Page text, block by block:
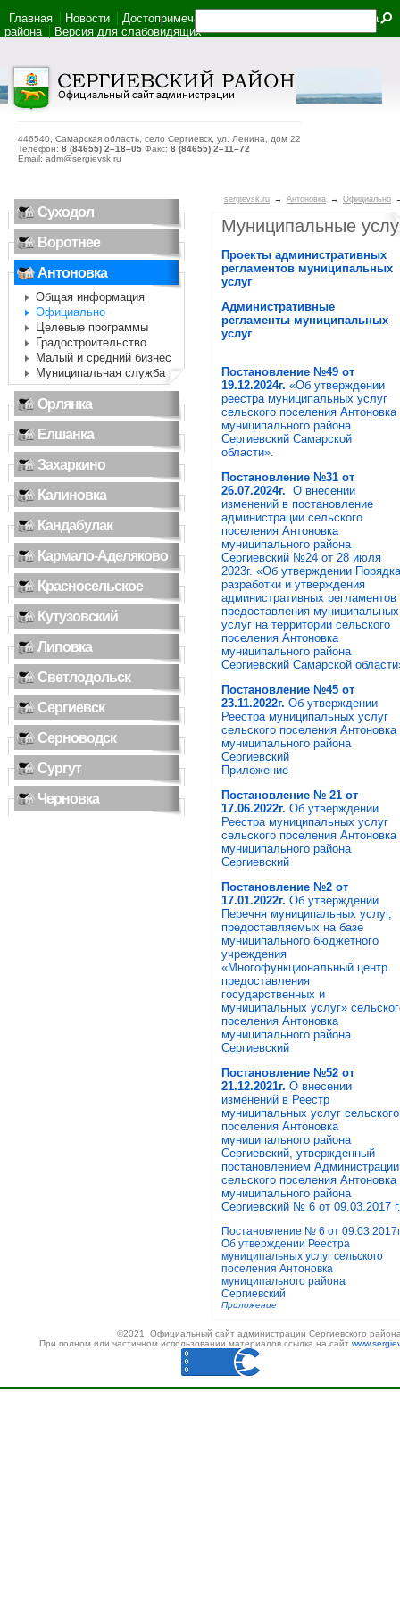
446540, Самарская область, село Сергиевск, ул. Ленина, дом 22
Телефон: 8 (84655) 2–18–05 Факс: 8 (84655) 2–11–72
Email: adm@sergievsk.ru
Главная Новости Достопримечательности
Карта
района
Версия для слабовидящих
Суходол
Воротнее
Антоновка
Общая информация
Официально
Целевые программы
Градостроительство
Малый и средний бизнес
Муниципальная служба
Орлянка
Елшанка
Захаркино
Калиновка
Кандабулак
Кармало-Аделяково
Красносельское
Кутузовский
Липовка
Светлодольск
Сергиевск
Серноводск
Сургут
Черновка
sergievsk.ru → Антоновка → Официально
Муниципальные
Проекты административных
регламентов муниципальных
услуг
Административные
регламенты муниципальных
услуг
Постановление №49 от
19.12.2024г. «Об утверждении
реестра муниципальных услуг
сельского поселения Антоновка
муниципального района
Сергиевский Самарской
области».
Постановление №31 от
26.07.2024г. О внесении
изменений в постановление
администрации сельского
поселения Антоновка
муниципального района
Сергиевский №24 от 28 июля
2023г. «Об утверждении Порядка
разработки и утверждения
административных регламентов
предоставления муниципальных
услуг на территории сельского
поселения Антоновка
муниципального района
Сергиевский Самарской
Постановление №45 от
23.11.2022г. Об утверждении
Реестра муниципальных услуг
сельского поселения Антоновка
муниципального района
Сергиевский
Приложение
Постановление № 21 от
17.06.2022г. Об утверждении
Реестра муниципальных услуг
сельского поселения Антоновка
муниципального района
Сергиевский
Постановление №2 от
17.01.2022г. Об утверждении
Перечня муниципальных услуг,
предоставляемых на базе
муниципального бюджетного
учреждения
«Многофункциональный центр
предоставления
государственных и
муниципальных услуг»
поселения Антоновка
муниципального района
Сергиевский
Постановление №52 от
21.12.2021г. О внесении
изменений в Реестр
муниципальных услуг сельского
поселения Антоновка
муниципального района
Сергиевский, утвержденный
постановлением Администрации
сельского поселения Антоновка
муниципального района
Сергиевский № 6 от 09.03.2017 г.
Постановление № 6 от
Об утверждении Реестра
муниципальных услуг сельского
поселения Антоновка
муниципального района
Сергиевский
Приложение
©2021. Официальный сайт администрации Сергиевского
При полном или частичном использовании материалов ссылка на сайт